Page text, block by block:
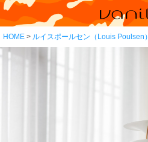
HOME ルイスポールセン（Louis Poulsen）